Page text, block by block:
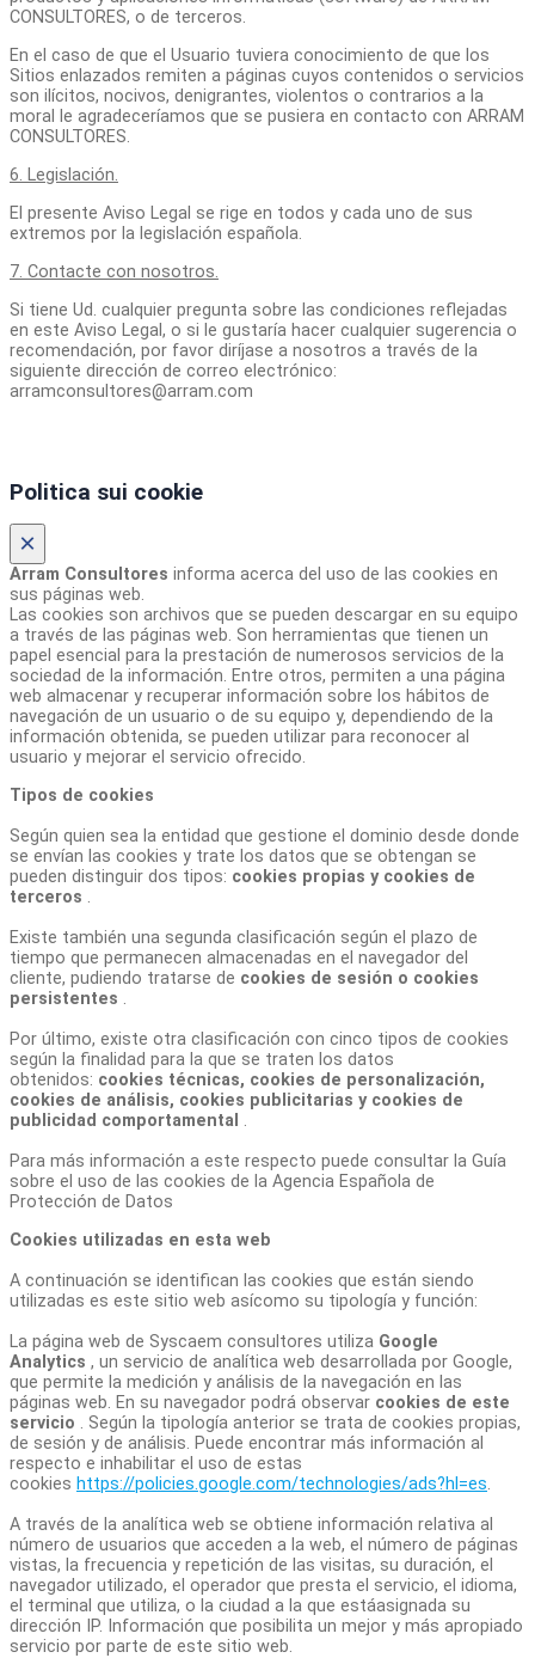
CONSULTORES, o de terceros.
En el caso de que el Usuario tuviera conocimiento de que los
Sitios enlazados remiten a páginas cuyos contenidos o servicios
son ilícitos, nocivos, denigrantes, violentos o contrarios a la
moral le agradeceríamos que se pusiera en contacto con ARRAM
CONSULTORES.
6. Legislación.
El presente Aviso Legal se rige en todos y cada uno de sus
extremos por la legislación española.
7. Contacte con nosotros.
Si tiene Ud. cualquier pregunta sobre las condiciones reflejadas
en este Aviso Legal, o si le gustaría hacer cualquier sugerencia o
recomendación, por favor diríjase a nosotros a través de la
siguiente dirección de correo electrónico:
arramconsultores@arram.com
Politica sui cookie
×
Arram Consultores informa acerca del uso de las cookies en
sus páginas web.
Las cookies son archivos que se pueden descargar en su equipo
a través de las páginas web. Son herramientas que tienen un
papel esencial para la prestación de numerosos servicios de la
sociedad de la información. Entre otros, permiten a una página
web almacenar y recuperar información sobre los hábitos de
navegación de un usuario o de su equipo y, dependiendo de la
información obtenida, se pueden utilizar para reconocer al
usuario y mejorar el servicio ofrecido.
Tipos de cookies
Según quien sea la entidad que gestione el dominio desde donde
se envían las cookies y trate los datos que se obtengan se
pueden distinguir dos tipos: cookies propias y cookies de
terceros .
Existe también una segunda clasificación según el plazo de
tiempo que permanecen almacenadas en el navegador del
cliente, pudiendo tratarse de cookies de sesión o cookies
persistentes .
Por último, existe otra clasificación con cinco tipos de cookies
según la finalidad para la que se traten los datos
obtenidos: cookies técnicas, cookies de personalización,
cookies de análisis, cookies publicitarias y cookies de
publicidad comportamental .
Para más información a este respecto puede consultar la Guía
sobre el uso de las cookies de la Agencia Española de
Protección de Datos
Cookies utilizadas en esta web
A continuación se identifican las cookies que están siendo
utilizadas es este sitio web asícomo su tipología y función:
La página web de Syscaem consultores utiliza Google
Analytics , un servicio de analítica web desarrollada por Google,
que permite la medición y análisis de la navegación en las
páginas web. En su navegador podrá observar cookies de este
servicio . Según la tipología anterior se trata de cookies propias,
de sesión y de análisis. Puede encontrar más información al
respecto e inhabilitar el uso de estas
cookies https://policies.google.com/technologies/ads?hl=es.
A través de la analítica web se obtiene información relativa al
número de usuarios que acceden a la web, el número de páginas
vistas, la frecuencia y repetición de las visitas, su duración, el
navegador utilizado, el operador que presta el servicio, el idioma,
el terminal que utiliza, o la ciudad a la que estáasignada su
dirección IP. Información que posibilita un mejor y más apropiado
servicio por parte de este sitio web.